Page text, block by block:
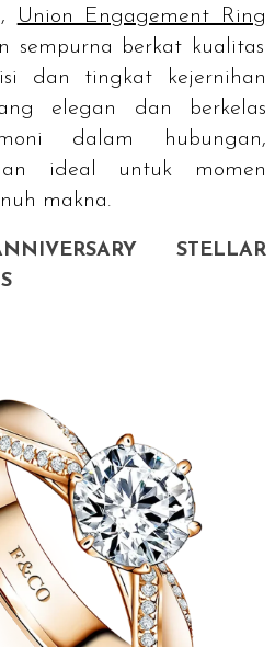
Union Engagement Ring
sempurna berkat kualitas
dan tingkat kejernihan
elegan dan berkelas
dalam hubungan,
ideal untuk momen
makna.
STELLAR